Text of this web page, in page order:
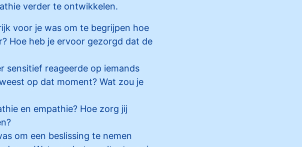
verder te ontwikkelen.
voor je was om te begrijpen hoe
Hoe heb je ervoor gezorgd dat de
sensitief reageerde op iemands
op dat moment? Wat zou je
en empathie? Hoe zorg jij
om een beslissing te nemen